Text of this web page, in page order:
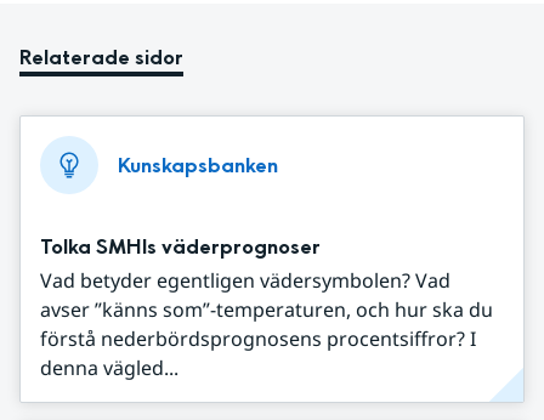
Relaterade sidor
Kunskapsbanken
Tolka SMHIs väderprognoser
Vad betyder egentligen vädersymbolen? Vad
avser ”känns som”-temperaturen, och hur ska du
förstå nederbördsprognosens procentsiffror? I
denna vägled...